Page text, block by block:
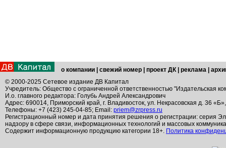
о компании свежий номер проект ДК реклама
© 2000-2025 Сетевое издание ДВ Капитал
Учредитель: Общество с ограниченной ответственностью "Издательская
И.о. главного редактора: Голубь Андрей Александрович
Адрес: 690014, Приморский край, г. Владивосток, ул. Некрасовская д. 36
Телефоны: +7 (423) 245-04-85; Email: priem@zrpress.ru
Регистрационный номер и дата принятия решения о регистрации: серия
надзору в сфере связи, информационных технологий и массовых
Содержит информационную продукцию категории 18+. Политика